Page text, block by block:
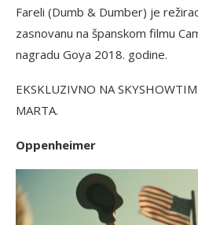
Fareli (Dumb & Dumber) je
zasnovanu na španskom filmu
nagradu Goya 2018. godine.
EKSKLUZIVNO NA
MARTA.
Oppenheimer